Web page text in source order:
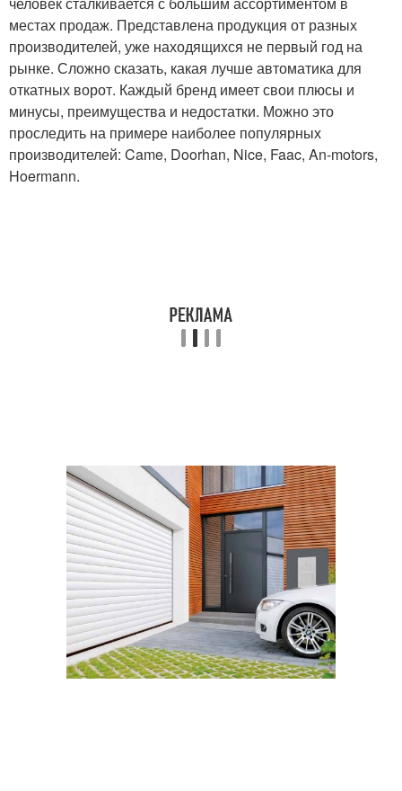
местах продаж. Представлена продукция от разных
производителей, уже находящихся не первый год на
рынке. Сложно сказать, какая лучше автоматика для
откатных ворот. Каждый бренд имеет свои плюсы и
минусы, преимущества и недостатки. Можно это
проследить на примере наиболее популярных
производителей: Came, Doorhan, Nice, Faac, An-motors,
Hoermann.